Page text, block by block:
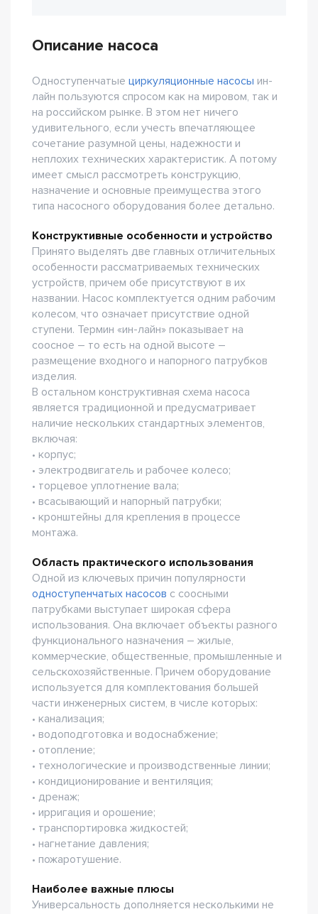
Описание насоса
Одноступенчатые циркуляционные насосы ин-
лайн пользуются спросом как на мировом, так и
на российском рынке. В этом нет ничего
удивительного, если учесть впечатляющее
сочетание разумной цены, надежности и
неплохих технических характеристик. А потому
имеет смысл рассмотреть конструкцию,
назначение и основные преимущества этого
типа насосного оборудования более детально.
Конструктивные особенности и устройство
Принято выделять две главных отличительных
особенности рассматриваемых технических
устройств, причем обе присутствуют в их
названии. Насос комплектуется одним рабочим
колесом, что означает присутствие одной
ступени. Термин «ин-лайн» показывает на
соосное – то есть на одной высоте –
размещение входного и напорного патрубков
изделия.
В остальном конструктивная схема насоса
является традиционной и предусматривает
наличие нескольких стандартных элементов,
включая:
• корпус;
• электродвигатель и рабочее колесо;
• торцевое уплотнение вала;
• всасывающий и напорный патрубки;
• кронштейны для крепления в процессе
монтажа.
Область практического использования
Одной из ключевых причин популярности
одноступенчатых насосов с соосными
патрубками выступает широкая сфера
использования. Она включает объекты разного
функционального назначения – жилые,
коммерческие, общественные, промышленные и
сельскохозяйственные. Причем оборудование
используется для комплектования большей
части инженерных систем, в числе которых:
• канализация;
• водоподготовка и водоснабжение;
• отопление;
• технологические и производственные линии;
• кондиционирование и вентиляция;
• дренаж;
• ирригация и орошение;
• транспортировка жидкостей;
• нагнетание давления;
• пожаротушение.
Наиболее важные плюсы
Универсальность дополняется несколькими не